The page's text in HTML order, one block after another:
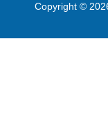
Copyright ©